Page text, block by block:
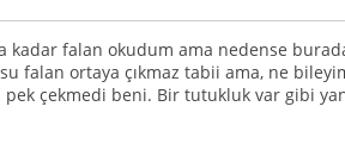
kadar falan okudum ama nedense
falan ortaya çıkmaz tabii ama, ne
çekmedi beni. Bir tutukluk var gibi